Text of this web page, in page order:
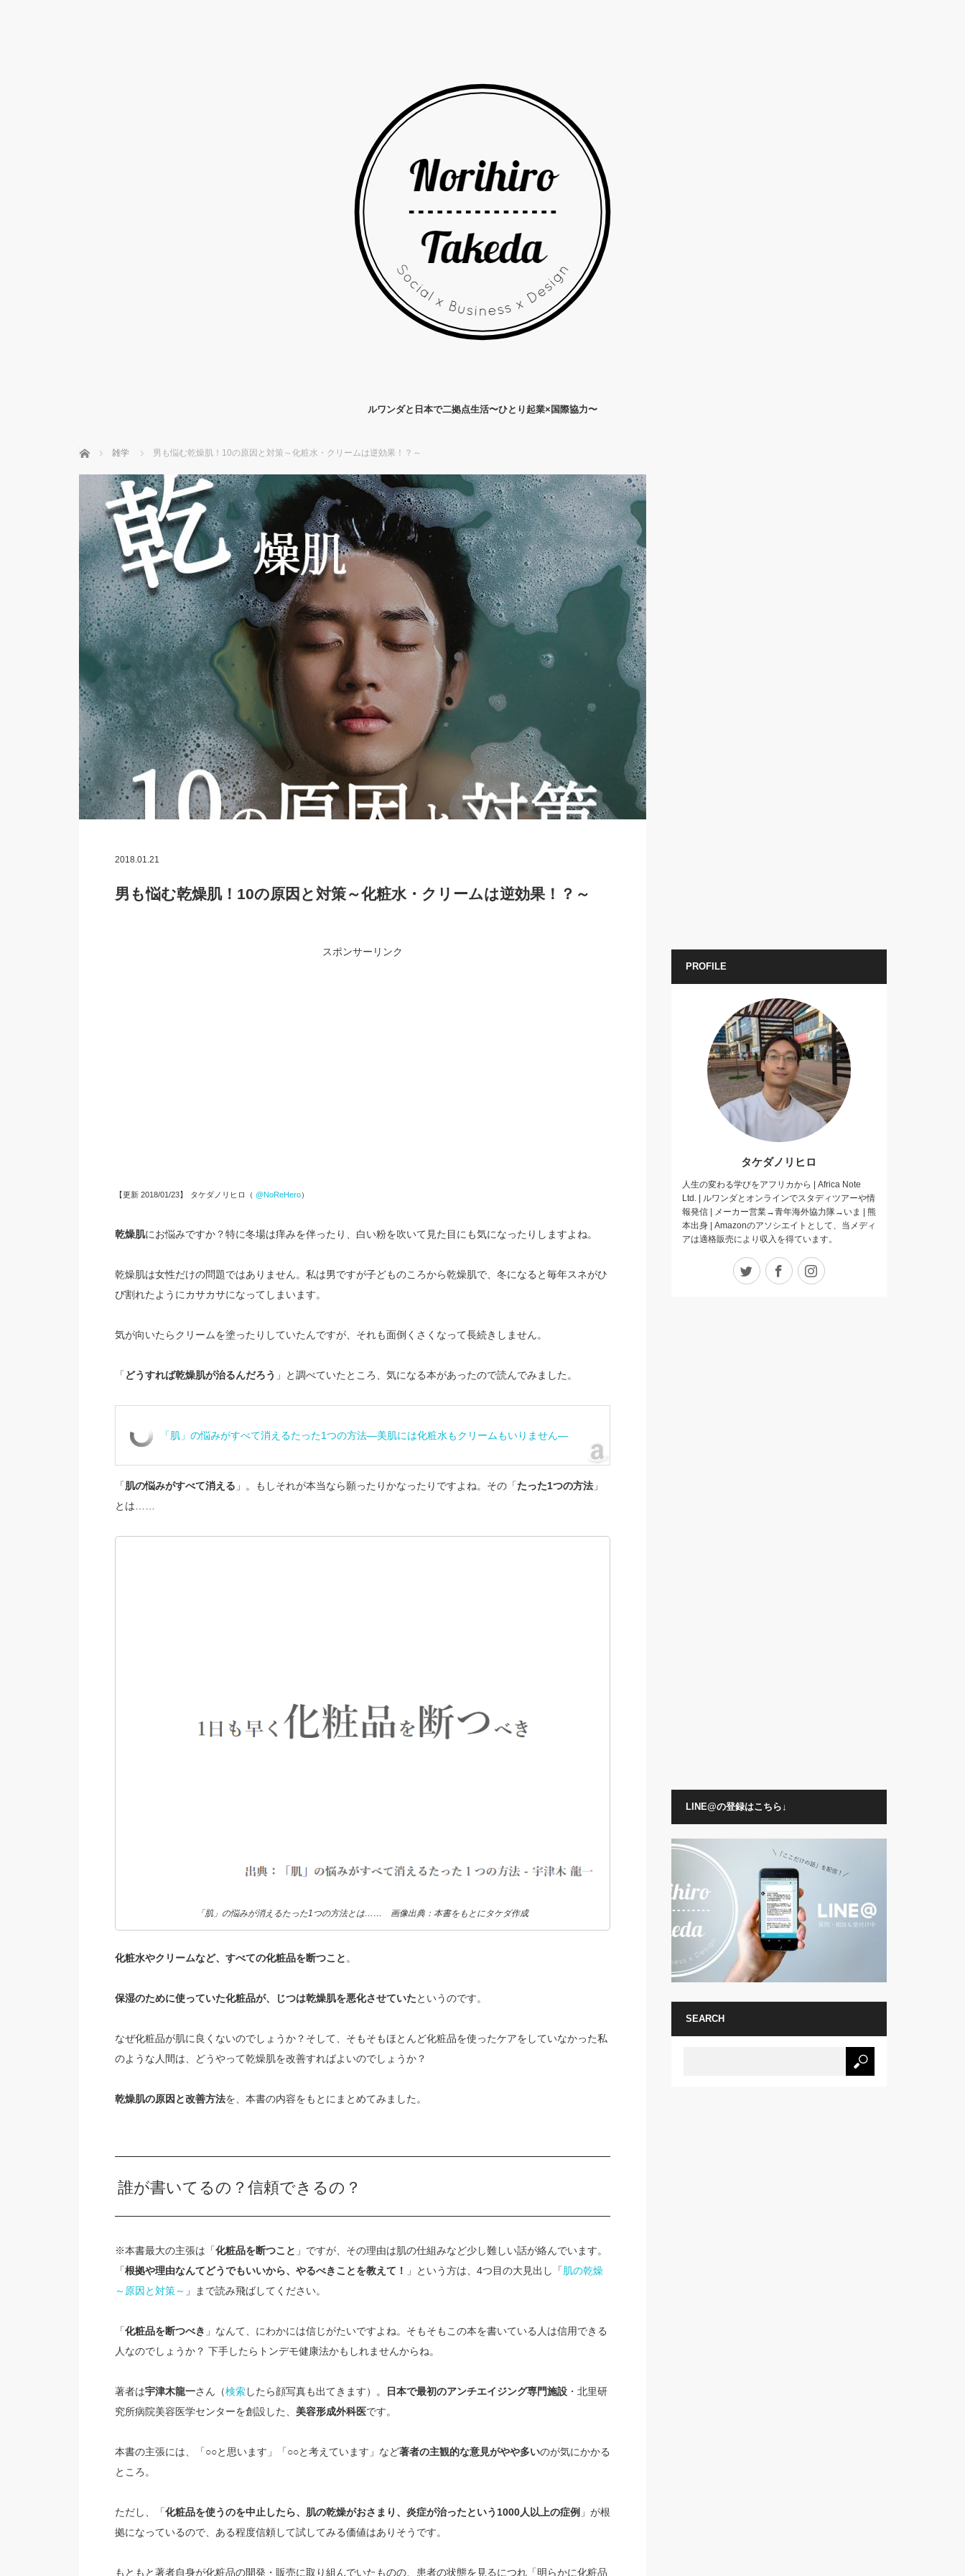
ルワンダと日本で二拠点生活〜ひとり起業×国際協力〜
ホーム 雑学 男も悩む乾燥肌！10の原因と対策～化粧水・クリームは逆効果！？～
2018.01.21
男も悩む乾燥肌！10の原因と対策～化粧水・クリームは逆効果！？～
スポンサーリンク
【更新 2018/01/23】 タケダノリヒロ（ @NoReHero）
乾燥肌にお悩みですか？特に冬場は痒みを伴ったり、白い粉を吹いて見た目にも気になったりしますよね。
乾燥肌は女性だけの問題ではありません。私は男ですが子どものころから乾燥肌で、冬になると毎年スネがひ
び割れたようにカサカサになってしまいます。
気が向いたらクリームを塗ったりしていたんですが、それも面倒くさくなって長続きしません。
「 どうすれば乾燥肌が治るんだろう 」と調べていたところ、気になる本があったので読んでみました。
「肌」の悩みがすべて消えるたった1つの方法―美肌には化粧水もクリームもいりません―
「肌の悩みがすべて消える 」。もしそれが本当なら願ったりかなったりですよね。その「たった1つの方法」
とは……
「肌」の悩みが消えるたった1つの方法とは…… 画像出典：本書をもとにタケダ作成
化粧水やクリームなど、すべての化粧品を断つこと。
保湿のために使っていた化粧品が、じつは乾燥肌を悪化させていたというのです。
なぜ化粧品が肌に良くないのでしょうか？そして、そもそもほとんど化粧品を使ったケアをしていなかった私
のような人間は、どうやって乾燥肌を改善すればよいのでしょうか？
乾燥肌の原因と改善方法を、本書の内容をもとにまとめてみました。
誰が書いてるの？信頼できるの？
※本書最大の主張は「化粧品を断つこと 」ですが、その理由は肌の仕組みなど少し難しい話が絡んでいます。
「根拠や理由なんてどうでもいいから、やるべきことを教えて！ 」という方は、4つ目の大見出し「肌の乾燥
～原因と対策～ 」まで読み飛ばしてください。
「化粧品を断つべき 」なんて、にわかには信じがたいですよね。そもそもこの本を書いている人は信用できる
人なのでしょうか？ 下手したらトンデモ健康法かもしれませんからね。
著者は宇津木龍一さん（検索したら顔写真も出てきます）。 日本で最初のアンチエイジング専門施設・北里研
究所病院美容医学センターを創設した、 美容形成外科医です。
本書の主張には、「○○と思います」「○○と考えています」など著者の主観的な意見がやや多いのが気にかかる
ところ。
ただし、「化粧品を使うのを中止したら、肌の乾燥がおさまり、炎症が治ったという1000人以上の症例」が根
拠になっているので、ある程度信頼して試してみる価値はありそうです。
もともと著者自身が化粧品の開発・販売に取り組んでいたものの、患者の状態を見るにつれ「明らかに化粧品
PROFILE
タケダノリヒロ
人生の変わる学びをアフリカから | Africa Note
Ltd. | ルワンダとオンラインでスタディツアーや情
報発信 | メーカー営業→青年海外協力隊→いま | 熊
本出身 | Amazonのアソシエイトとして、当メディ
アは適格販売により収入を得ています。
Twitter Facebook
LINE@の登録はこちら↓
SEARCH